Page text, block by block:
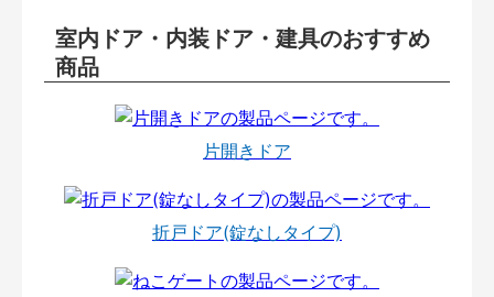
室内ドア・内装ドア・建具のおすすめ
商品
片開きドア
折戸ドア(錠なしタイプ)